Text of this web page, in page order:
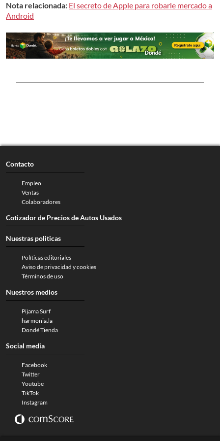
Nota relacionada: El secreto de Apple para robarle mercado a
Android
Contacto
Empleo
Ventas
Colaboradores
Cotizador de Precios de Autos Usados
Nuestras politicas
Políticas editoriales
Aviso de privacidad y cookies
Términos de uso
Nuestros medios
Pijama Surf
harmonia.la
Dondé Tienda
Social media
Facebook
Twitter
Youtube
TikTok
Instagram